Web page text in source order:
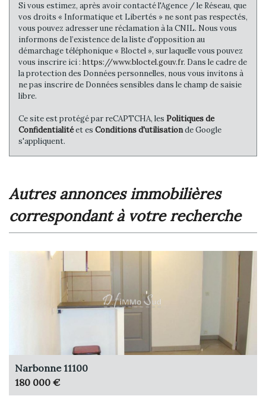
Si vous estimez, après avoir contacté l'Agence / le Réseau, que
vos droits « Informatique et Libertés » ne sont pas respectés,
vous pouvez adresser une réclamation à la CNIL. Nous vous
informons de l’existence de la liste d'opposition au
démarchage téléphonique « Bloctel », sur laquelle vous pouvez
vous inscrire ici : https://www.bloctel.gouv.fr. Dans le cadre de
la protection des Données personnelles, nous vous invitons à
ne pas inscrire de Données sensibles dans le champ de saisie
libre.
Ce site est protégé par reCAPTCHA, les Politiques de
Confidentialitéet es Conditions d'utilisationde Google
s'appliquent.
autres annonces immobilières
correspondant à votre recherche
Narbonne 11100
180 000 €